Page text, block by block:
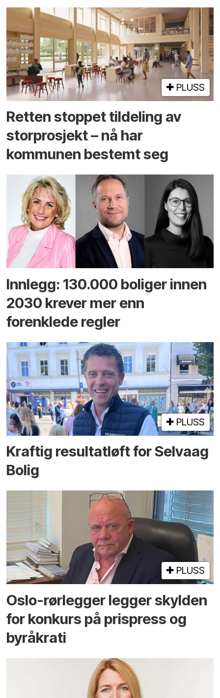
PLUSS
Retten stoppet tildeling av
storprosjekt – nå har
kommunen bestemt seg
Innlegg: 130.000 boliger innen
2030 krever mer enn
forenklede regler
PLUSS
Kraftig resultatløft for Selvaag
Bolig
PLUSS
Oslo-rørlegger legger skylden
for konkurs på prispress og
byråkrati